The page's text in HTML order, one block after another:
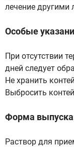
лечение другими
Особые
При отсутствии
дней следует
Не хранить
Выбросить
Форма
Раствор для